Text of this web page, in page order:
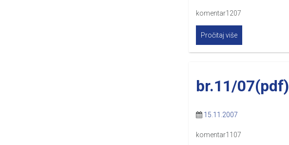
komentar1207
Pročitaj više
br.11/07(pdf)
15.11.2007
komentar1107